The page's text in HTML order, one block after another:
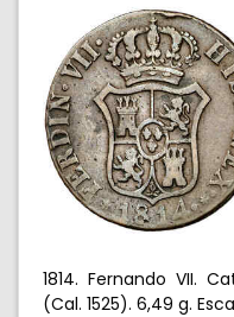
1814. Fernando VII.
(Cal. 1525). 6,49 g.